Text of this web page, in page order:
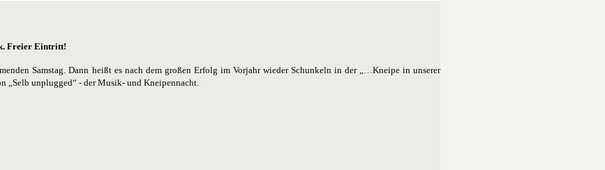
Freier Eintritt!
Samstag. Dann heißt es nach dem großen Erfolg im Vorjahr wieder Schunkeln in der „…Kneipe in unserer
„Selb unplugged“ - der Musik- und Kneipennacht.